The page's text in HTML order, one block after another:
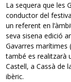
La sequera que les
conductor del
un referent en
seva sisena edició
Gavarres marítimes
també es realitzarà
Castell, a Cassà de
ibèric.